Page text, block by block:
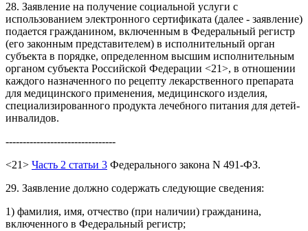
28. Заявление на получение социальной услуги с
использованием электронного сертификата (далее - заявление)
подается гражданином, включенным в Федеральный регистр
(его законным представителем) в исполнительный орган
субъекта в порядке, определенном высшим исполнительным
органом субъекта Российской Федерации <21>, в отношении
каждого назначенного по рецепту лекарственного препарата
для медицинского применения, медицинского изделия,
специализированного продукта лечебного питания для детей-
инвалидов.
--------------------------------
<21> Часть 2 статьи 3 Федерального закона N 491-ФЗ.
29. Заявление должно содержать следующие сведения:
1) фамилия, имя, отчество (при наличии) гражданина,
включенного в Федеральный регистр;